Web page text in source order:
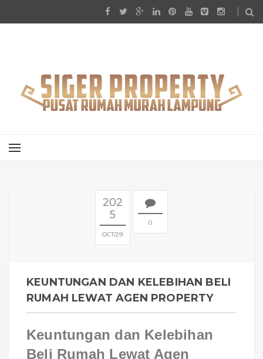
202
5
OCT 29
0
KEUNTUNGAN DAN KELEBIHAN BELI
RUMAH LEWAT AGEN PROPERTY
Keuntungan dan Kelebihan
Beli Rumah Lewat Agen